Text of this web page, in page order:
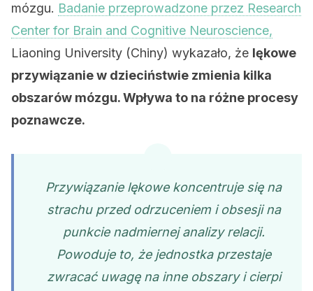
mózgu. Badanie przeprowadzone przez Research
Center for Brain and Cognitive Neuroscience,
Liaoning University (Chiny) wykazało, że lękowe
przywiązanie w dzieciństwie zmienia kilka
obszarów mózgu. Wpływa to na różne procesy
poznawcze.
Przywiązanie lękowe koncentruje się na
strachu przed odrzuceniem i obsesji na
punkcie nadmiernej analizy relacji.
Powoduje to, że jednostka przestaje
zwracać uwagę na inne obszary i cierpi